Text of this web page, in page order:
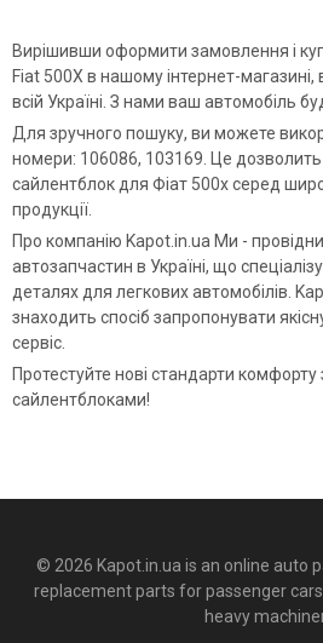
Вирішивши оформити замовлення і
Fiat 500X в нашому інтернет-
всій Україні. З нами ваш автомобіль
Для зручного пошуку, ви можете
номери: 106086, 103169. Це
сайлентблок для Фіат 500х серед
продукції.
Про компанію Kapot.in.ua Ми -
автозапчастин в Україні, що
деталях для легкових автомобілів.
знаходить спосіб запропонувати
сервіс.
Протестуйте нові стандарти
сайлентблоками!
© 2026 Kapot.in.ua is an online auto
replacement parts for passenger
heavy